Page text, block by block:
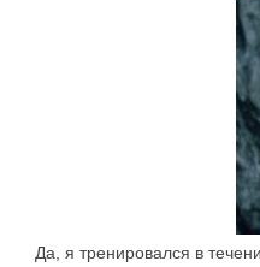
Да, я тренировался в